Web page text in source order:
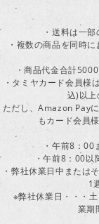
・送料は一
・複数の商品を同時
・商品代金合計
・タミヤカード会員様
込)以上
ただし、Amazon Pay
もカード会員
・午前8：00
・午前8：00以
・弊社休業日中または
1
※弊社休業日・・・
業期